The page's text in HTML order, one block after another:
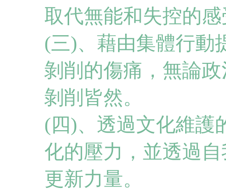
取代無能和失控的
(三)、藉由集體行動
剝削的傷痛，無論
剝削皆然。
(四)、透過文化維護
化的壓力，並透過
更新力量。